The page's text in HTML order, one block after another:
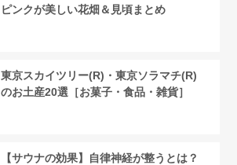
ピンクが美しい花畑＆見頃まとめ
東京スカイツリー(R)・東京ソラマチ(R)
のお土産20選［お菓子・食品・雑貨］
【サウナの効果】自律神経が整うとは？